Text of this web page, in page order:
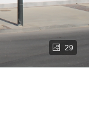
29